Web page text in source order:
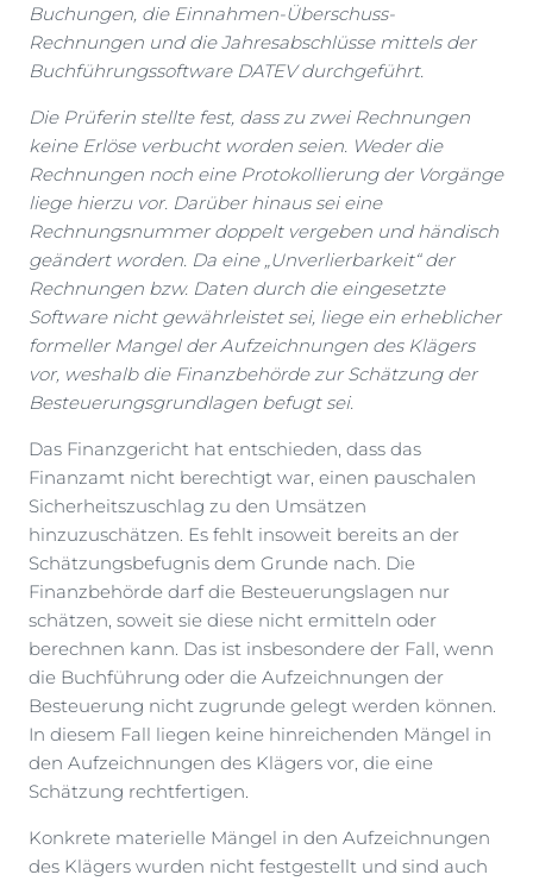
Buchungen, die Einnahmen-Überschuss-
Rechnungen und die Jahresabschlüsse mittels der
Buchführungssoftware DATEV durchgeführt.
Die Prüferin stellte fest, dass zu zwei Rechnungen
keine Erlöse verbucht worden seien. Weder die
Rechnungen noch eine Protokollierung der Vorgänge
liege hierzu vor. Darüber hinaus sei eine
Rechnungsnummer doppelt vergeben und händisch
geändert worden. Da eine „Unverlierbarkeit“ der
Rechnungen bzw. Daten durch die eingesetzte
Software nicht gewährleistet sei, liege ein erheblicher
formeller Mangel der Aufzeichnungen des Klägers
vor, weshalb die Finanzbehörde zur Schätzung der
Besteuerungsgrundlagen befugt sei.
Das Finanzgericht hat entschieden, dass das
Finanzamt nicht berechtigt war, einen pauschalen
Sicherheitszuschlag zu den Umsätzen
hinzuzuschätzen. Es fehlt insoweit bereits an der
Schätzungsbefugnis dem Grunde nach. Die
Finanzbehörde darf die Besteuerungslagen nur
schätzen, soweit sie diese nicht ermitteln oder
berechnen kann. Das ist insbesondere der Fall, wenn
die Buchführung oder die Aufzeichnungen der
Besteuerung nicht zugrunde gelegt werden können.
In diesem Fall liegen keine hinreichenden Mängel in
den Aufzeichnungen des Klägers vor, die eine
Schätzung rechtfertigen.
Konkrete materielle Mängel in den Aufzeichnungen
des Klägers wurden nicht festgestellt und sind auch